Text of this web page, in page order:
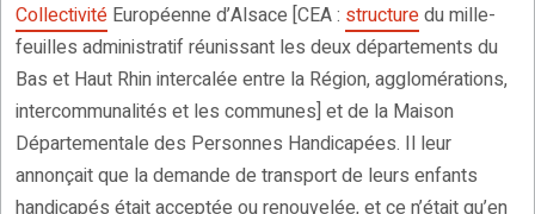
Collectivité Européenne d’Alsace [CEA : structuredu mille-
feuilles administratif réunissant les deux départements du
Bas et Haut Rhin intercalée entre la Région, agglomérations,
intercommunalités et les communes] et de la Maison
Départementale des Personnes Handicapées. Il leur
annonçait que la demande de transport de leurs enfants
handicapés était acceptée ou renouvelée, et ce n’était qu’en